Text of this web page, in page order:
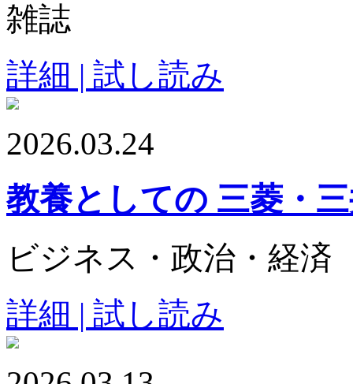
雑誌
詳細 | 試し読み
2026.03.24
教養としての 三菱・
ビジネス・政治・経済
詳細 | 試し読み